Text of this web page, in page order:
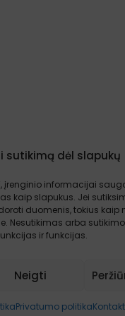
sutikimą dėl slapukų
įrenginio informacijai
kaip slapukus. Jei
duomenis, tokius kaip
Nesutikimas arba
ir funkcijas.
Neigti
Privatumo politika